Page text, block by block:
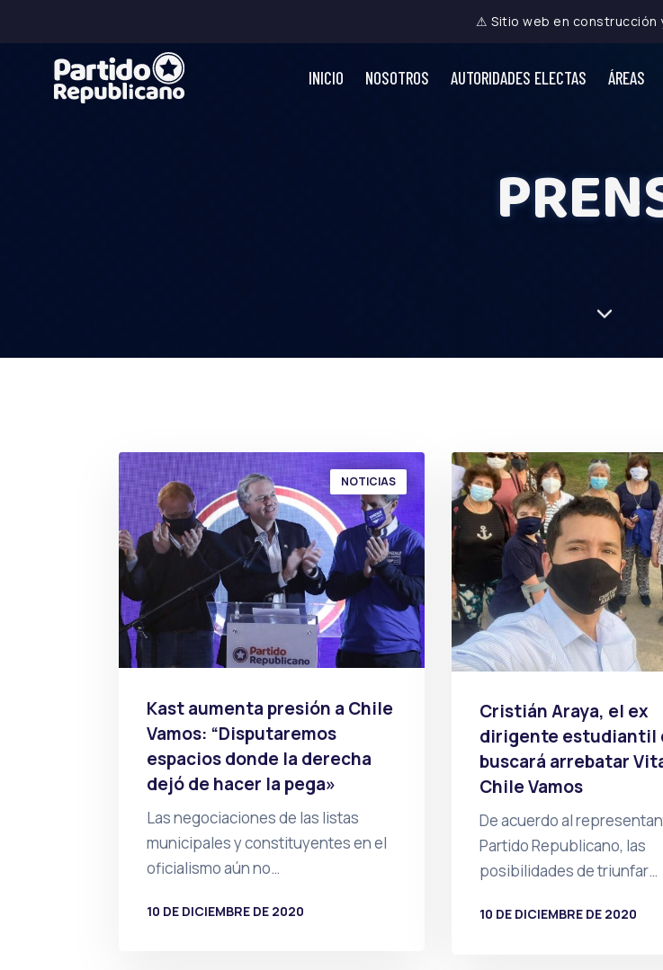
⚠ Sitio web en construcción
INICIO NOSOTROS AUTORIDADES ELECTAS ÁREAS
NOTICIAS
Kast aumenta presión a Chile
Vamos: “Disputaremos
espacios donde la derecha
dejó de hacer la pega»
Las negociaciones de las listas
municipales y constituyentes en el
oficialismo aún no…
10 DE DICIEMBRE DE 2020
Cristián Araya, el ex
dirigente estudiantil
buscará arrebatar
Chile Vamos
De acuerdo al
Partido Republicano, las
posibilidades de triunfar…
10 DE DICIEMBRE DE 2020